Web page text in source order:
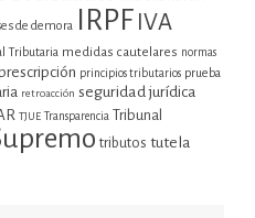
de demora IRPF IVA
Tributaria medidas cautelares normas
principios tributarios prueba
retroacción seguridad jurídica
TJUE Transparencia Tribunal
tributos tutela